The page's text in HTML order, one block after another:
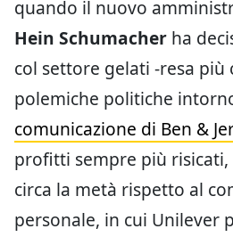
quando il nuovo
Hein Schumacher ha
col settore gelati -resa più
polemiche politiche
comunicazione di Ben &
profitti sempre più
circa la metà rispetto al
personale, in cui Unilever